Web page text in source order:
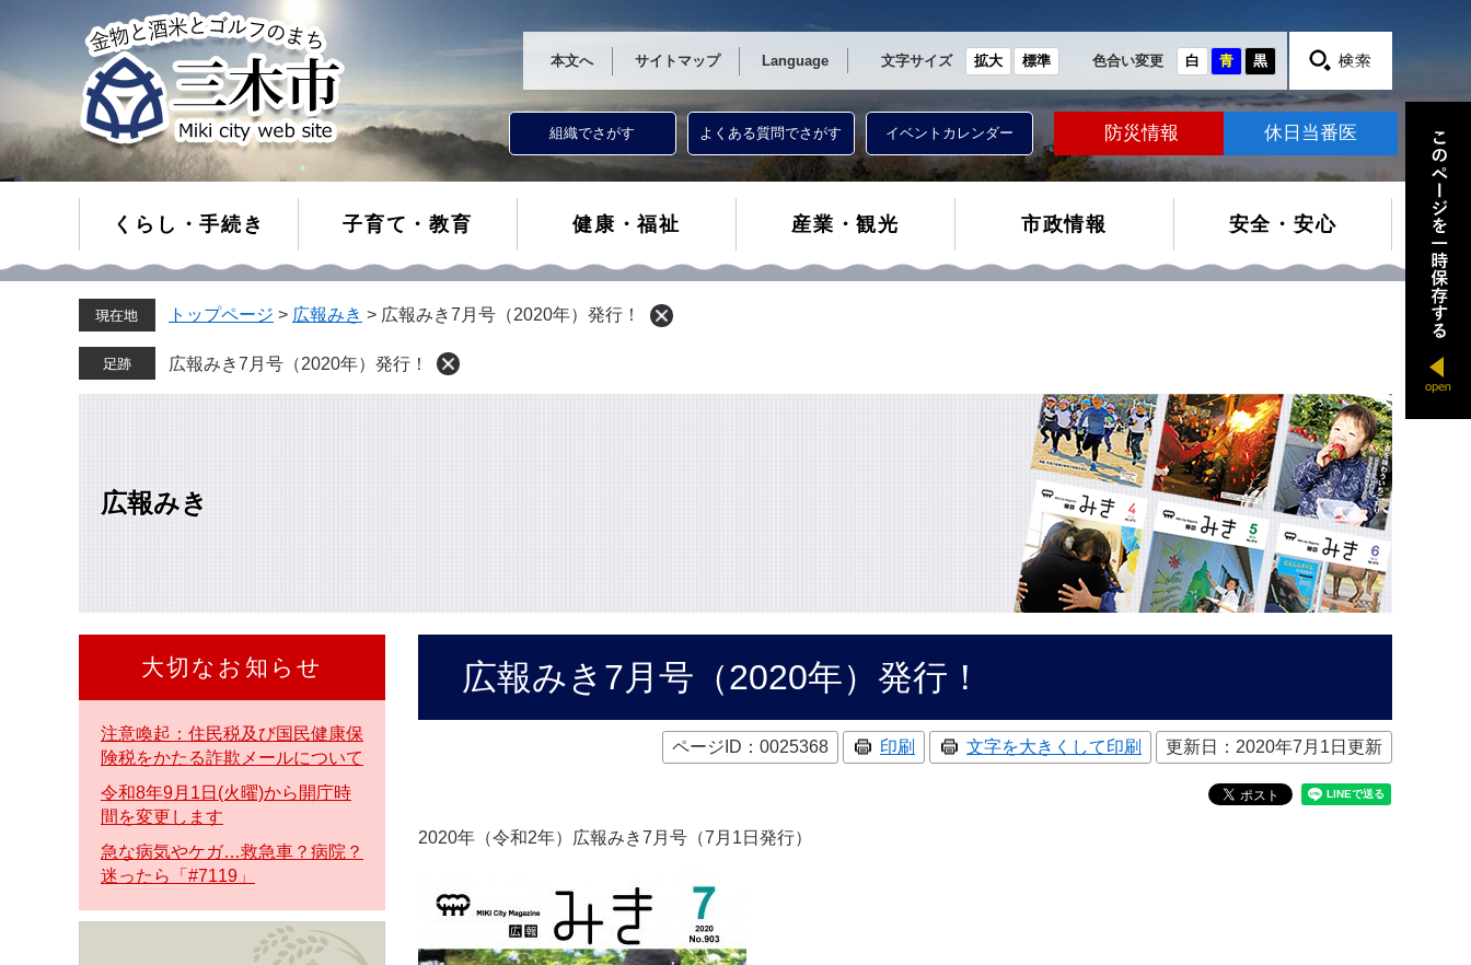
本文へ サイトマップ Language 文字サイズ 拡大 標準 色合い変更 白 青 黒
組織でさがす よくある質問でさがす イベントカレンダー 防災情報 休日当番医
くらし・手続き 子育て・教育 健康・福祉 産業・観光 市政情報 安全・安心
トップページ > 広報みき > 広報みき7月号（2020年）発行！
広報みき7月号（2020年）発行！
広報みき
広報みき7月号（2020年）発行！
ページID：0025368 印刷 文字を大きくして印刷 更新日：2020年7月1日更新
2020年（令和2年）広報みき7月号（7月1日発行）
大切なお知らせ
注意喚起：住民税及び国民健康保
険税をかたる詐欺メールについて
令和8年9月1日(火曜)から開庁時
間を変更します
急な病気やケガ…救急車？病院？
迷ったら「#7119」